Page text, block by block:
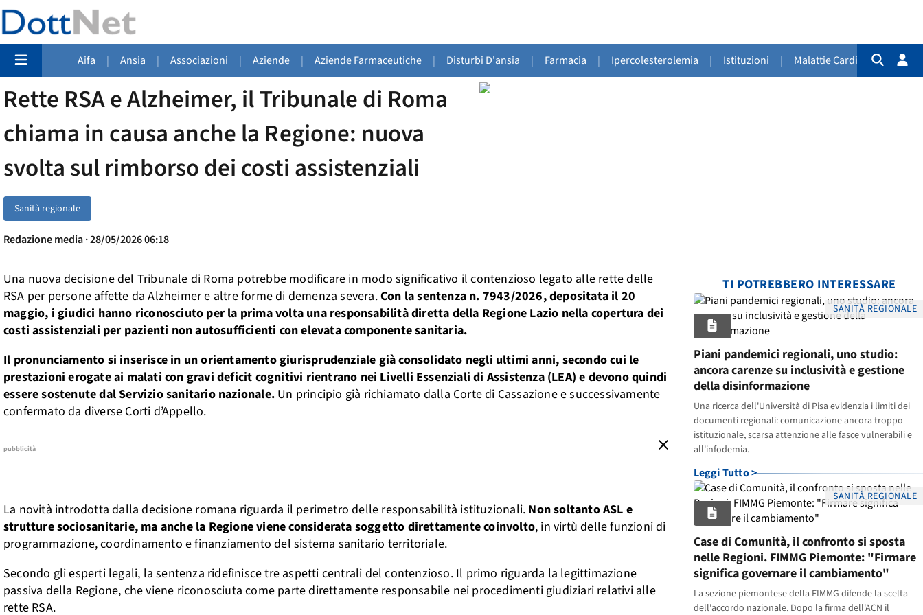
Aifa | Ansia | Associazioni | Aziende | Aziende Farmaceutiche | Disturbi D'ansia | Farmacia | Ipercolesterolemia | Istituzioni | Malattie Cardiovascolari
Rette RSA e Alzheimer, il Tribunale di Roma
chiama in causa anche la Regione: nuova
svolta sul rimborso dei costi assistenziali
Sanità regionale
Redazione media · 28/05/2026 06:18
Una nuova decisione del Tribunale di Roma potrebbe modificare in modo significativo il contenzioso legato alle rette delle
RSA per persone affette da Alzheimer e altre forme di demenza severa.Con la sentenza n. 7943/2026, depositata il 20
maggio, i giudici hanno riconosciuto per la prima volta una responsabilità diretta della Regione Lazio nella copertura dei
costi assistenziali per pazienti non autosufficienti con elevata componente sanitaria.
Il pronunciamento si inserisce in un orientamento giurisprudenziale già consolidato negli ultimi anni, secondo cui le
prestazioni erogate ai malati con gravi deficit cognitivi rientrano nei Livelli Essenziali di Assistenza (LEA) e devono quindi
essere sostenute dal Servizio sanitario nazionale. Un principio già richiamato dalla Corte di Cassazione e successivamente
confermato da diverse Corti d’Appello.
close
pubblicità
La novità introdotta dalla decisione romana riguarda il perimetro delle responsabilità istituzionali. Non soltanto ASL e
strutture sociosanitarie, ma anche la Regione viene considerata soggetto direttamente coinvolto, in virtù delle funzioni di
programmazione, coordinamento e finanziamento del sistema sanitario territoriale.
Secondo gli esperti legali, la sentenza ridefinisce tre aspetti centrali del contenzioso. Il primo riguarda la legittimazione
passiva della Regione, che viene riconosciuta come parte direttamente responsabile nei procedimenti giudiziari relativi alle
rette RSA.
TI POTREBBERO INTERESSARE
SANITÀ REGIONALE
Piani pandemici regionali, uno studio:
ancora carenze su inclusività e gestione
della disinformazione
Una ricerca dell'Università di Pisa evidenzia i limiti dei
documenti regionali: comunicazione ancora troppo
istituzionale, scarsa attenzione alle fasce vulnerabili e
all'infodemia.
Leggi Tutto >
SANITÀ REGIONALE
Case di Comunità, il confronto si sposta
nelle Regioni. FIMMG Piemonte: "Firmare
significa governare il cambiamento"
La sezione piemontese della FIMMG difende la scelta
dell'accordo nazionale. Dopo la firma dell'ACN il